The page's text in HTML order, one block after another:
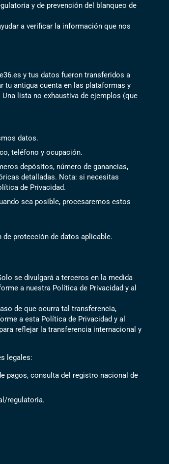
y de prevención del blanqueo de
a verificar la información que nos
y tus datos fueron transferidos a
tu antigua cuenta en las plataformas y
lista no exhaustiva de ejemplos (que
datos.
teléfono y ocupación.
depósitos, número de ganancias,
detalladas. Nota: si necesitas
de Privacidad.
sea posible, procesaremos estos
protección de datos aplicable.
se divulgará a terceros en la medida
a nuestra Política de Privacidad y al
de que ocurra tal transferencia,
a esta Política de Privacidad y al
reflejar la transferencia internacional y
legales:
pagos, consulta del registro nacional de
regulatoria.